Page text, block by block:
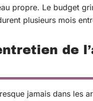
propre. Le budget
plusieurs mois
de
jamais dans les